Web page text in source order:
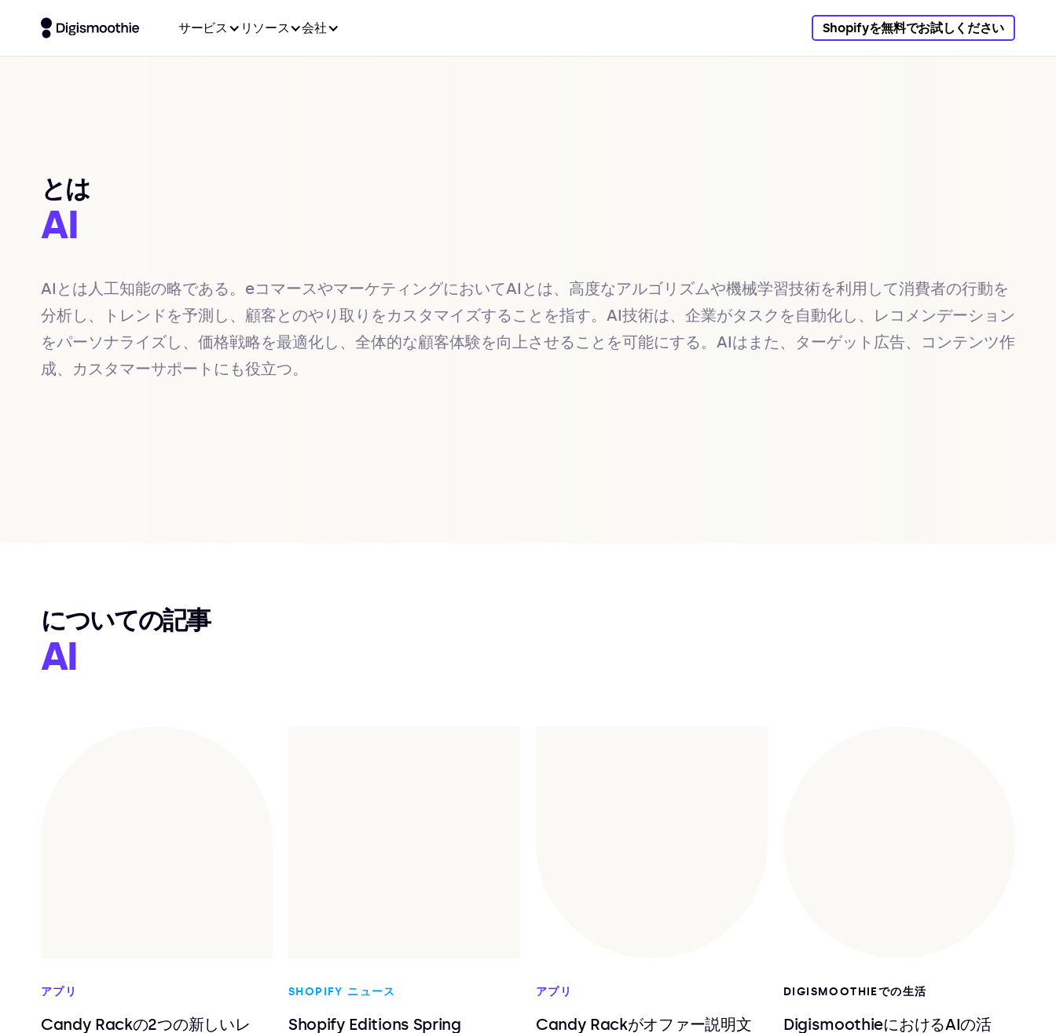
サービス リソース 会社 Shopifyを無料でお試しください
とは
AI
AIとは人工知能の略である。eコマースやマーケティングにおいてAIとは、高度なアルゴリズムや機械学習技術を利用して消費者の行動を
分析し、トレンドを予測し、顧客とのやり取りをカスタマイズすることを指す。AI技術は、企業がタスクを自動化し、レコメンデーション
をパーソナライズし、価格戦略を最適化し、全体的な顧客体験を向上させることを可能にする。AIはまた、ターゲット広告、コンテンツ作
成、カスタマーサポートにも役立つ。
についての記事
AI
アプリ
Candy Rackの2つの新しいレ
SHOPIFY ニュース
Shopify Editions Spring
アプリ
Candy Rackがオファー説明文
DIGISMOOTHIEでの生活
DigismoothieにおけるAIの活